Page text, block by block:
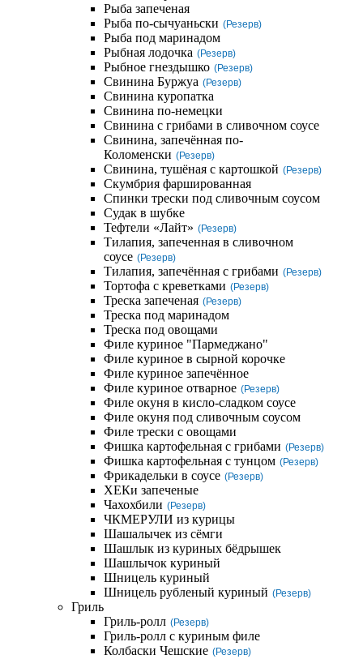
Рыба запеченая
Рыба по-сычуаньски (Резерв)
Рыба под маринадом
Рыбная лодочка (Резерв)
Рыбное гнездышко (Резерв)
Свинина Буржуа (Резерв)
Свинина куропатка
Свинина по-немецки
Свинина с грибами в сливочном соусе
Свинина, запечённая по-
Коломенски (Резерв)
Свинина, тушёная с картошкой (Резерв)
Скумбрия фаршированная
Спинки трески под сливочным соусом
Судак в шубке
Тефтели «Лайт» (Резерв)
Тилапия, запеченная в сливочном
соусе (Резерв)
Тилапия, запечённая с грибами (Резерв)
Тортофа с креветками (Резерв)
Треска запеченая (Резерв)
Треска под маринадом
Треска под овощами
Филе куриное "Пармеджано"
Филе куриное в сырной корочке
Филе куриное запечённое
Филе куриное отварное (Резерв)
Филе окуня в кисло-сладком соусе
Филе окуня под сливочным соусом
Филе трески с овощами
Фишка картофельная с грибами (Резерв)
Фишка картофельная с тунцом (Резерв)
Фрикадельки в соусе (Резерв)
ХЕКи запеченые
Чахохбили (Резерв)
ЧКМЕРУЛИ из курицы
Шашалычек из сёмги
Шашлык из куриных бёдрышек
Шашлычок куриный
Шницель куриный
Шницель рубленый куриный (Резерв)
Гриль
Гриль-ролл (Резерв)
Гриль-ролл с куриным филе
Колбаски Чешские (Резерв)